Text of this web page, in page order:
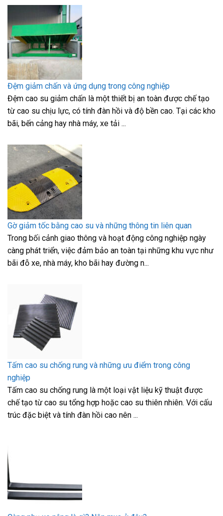
Đệm giảm chấn và ứng dụng trong công nghiệp
Đệm cao su giảm chấn là một thiết bị an toàn được chế tạo
từ cao su chịu lực, có tính đàn hồi và độ bền cao. Tại các kho
bãi, bến cảng hay nhà máy, xe tải ...
Gờ giảm tốc bằng cao su và những thông tin liên quan
Trong bối cảnh giao thông và hoạt động công nghiệp ngày
càng phát triển, việc đảm bảo an toàn tại những khu vực như
bãi đỗ xe, nhà máy, kho bãi hay đường n...
Tấm cao su chống rung và những ưu điểm trong công
nghiệp
Tấm cao su chống rung là một loại vật liệu kỹ thuật được
chế tạo từ cao su tổng hợp hoặc cao su thiên nhiên. Với cấu
trúc đặc biệt và tính đàn hồi cao nên ...